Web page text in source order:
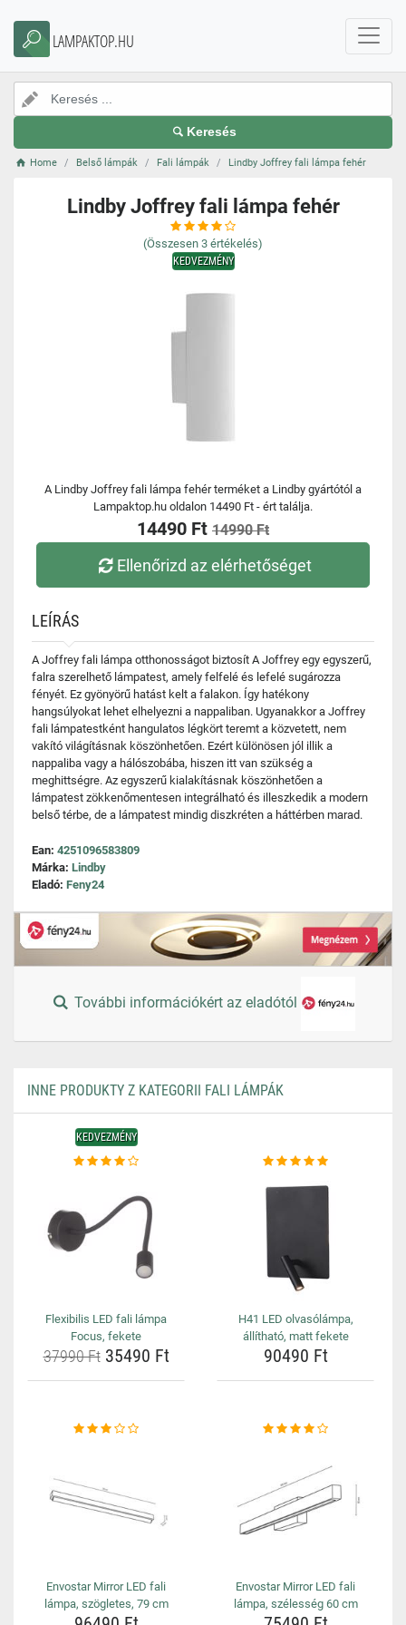
LAMPAKTOP.HU
Keresés
Home Belső lámpák Fali lámpák Lindby Joffrey fali lámpa fehér
Lindby Joffrey fali lámpa fehér
(Összesen 3 értékelés)
KEDVEZMÉNY
A Lindby Joffrey fali lámpa fehér terméket a Lindby gyártótól a
Lampaktop.hu oldalon 14490 Ft - ért találja.
14490 Ft 14990 Ft
Ellenőrizd az elérhetőséget
LEÍRÁS
A Joffrey fali lámpa otthonosságot biztosít A Joffrey egy egyszerű,
falra szerelhető lámpatest, amely felfelé és lefelé sugározza
fényét. Ez gyönyörű hatást kelt a falakon. Így hatékony
hangsúlyokat lehet elhelyezni a nappaliban. Ugyanakkor a Joffrey
fali lámpatestként hangulatos légkört teremt a közvetett, nem
vakító világításnak köszönhetően. Ezért különösen jól illik a
nappaliba vagy a hálószobába, hiszen itt van szükség a
meghittségre. Az egyszerű kialakításnak köszönhetően a
lámpatest zökkenőmentesen integrálható és illeszkedik a modern
belső térbe, de a lámpatest mindig diszkréten a háttérben marad.
Ean: 4251096583809
Márka: Lindby
Eladó: Feny24
További információkért az eladótól
INNE PRODUKTY Z KATEGORII FALI LÁMPÁK
KEDVEZMÉNY
Flexibilis LED fali lámpa
Focus, fekete
37990 Ft35490 Ft
H41 LED olvasólámpa,
állítható, matt fekete
90490 Ft
Envostar Mirror LED fali
lámpa, szögletes, 79 cm
Envostar Mirror LED fali
lámpa, szélesség 60 cm